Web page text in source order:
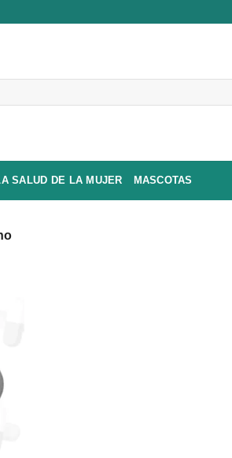
SALUD DE LA MUJER MASCOTAS